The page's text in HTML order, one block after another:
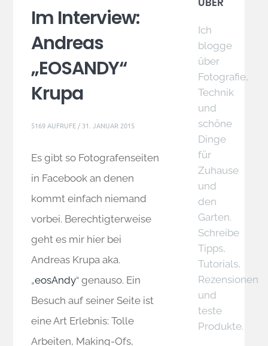
Im Interview:
Andreas
„EOSANDY“
Krupa
5169 AUFRUFE /31. JANUAR 2015
Es gibt so Fotografenseiten
in Facebook an denen
kommt einfach niemand
vorbei. Berechtigterweise
geht es mir hier bei
Andreas Krupa aka.
„eosAndy“ genauso. Ein
Besuch auf seiner Seite ist
eine Art Erlebnis: Tolle
Arbeiten, Making-Ofs,
Ich
blogge
über
Fotografie,
Technik
und
schöne
Dinge
für
Zuhause
und
den
Garten.
Schreibe
Tipps,
Tutorials,
Rezensionen
und
teste
Produkte.